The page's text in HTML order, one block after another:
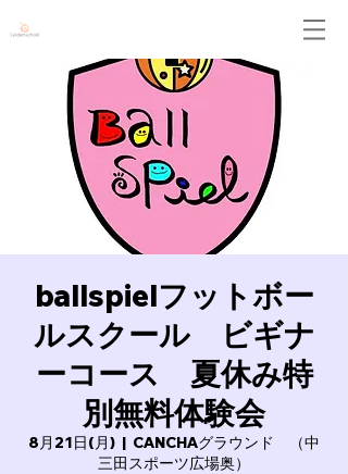
ballspielフットボー
ルスクール ビギナ
ーコース 夏休み特
別無料体験会
8月21日(月)
  |
CANCHAグラウンド （中
三田スポーツ広場奥）